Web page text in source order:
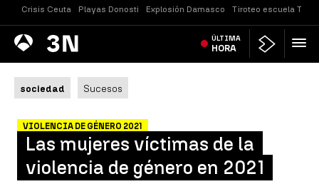
Crisis Ceuta Playas Donosti Explosión Damasco Tiroteo escuela
Antena
3 Noticias ÚLTIMA
HORA
sociedad Sucesos
VIOLENCIA DE GÉNERO 2021
Las mujeres víctimas de la
violencia de género en 2021